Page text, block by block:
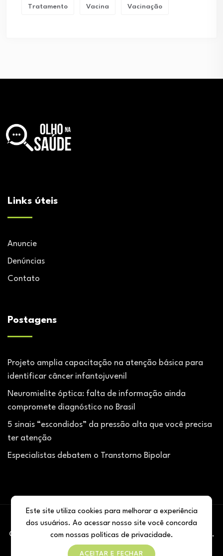
Tratamento Vacina Vacinação
Links úteis
Anuncie
Denúncias
Contato
Postagens
Projeto amplia capacitação na atenção básica para
identificar câncer infantojuvenil
Neuromielite óptica: falta de informação ainda
compromete diagnóstico no Brasil
5 sinais “escondidos” da pressão alta que você precisa
ter atenção
Especialistas debatem o Transtorno Bipolar
@ 2026 De olho na Saúe. Todos os direitos reservados.
Desenvolvido por
Agência Classe
Este site utiliza cookies para melhorar a experiência
dos usuários. Ao acessar nosso site você concorda
com nossas políticas de privacidade.
ACEITAR E FECHAR